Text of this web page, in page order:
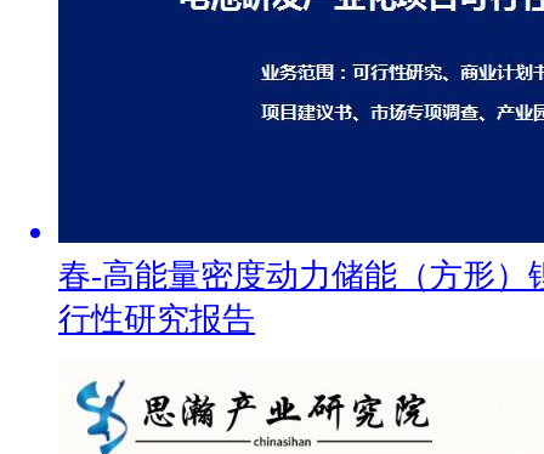
春-高能量密度动力储能（方形）
行性研究报告